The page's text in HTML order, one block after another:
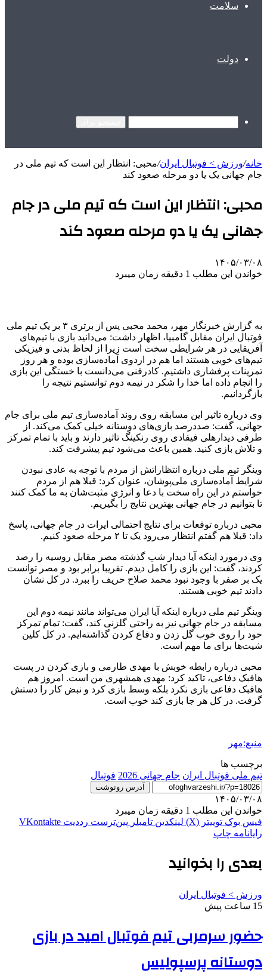
سلامت
دولت
خانه/ورزش > فوتبال ایران/محبی: انتظار این است که تیم ملی در
جام جهانی یک یا دو مرحله صعود کند
محبی: انتظار این است که تیم ملی در جام
جهانی یک یا دو مرحله صعود کند
۱۴۰۵/۰۳/۰۸
خواندن این مطلب 1 دقیقه زمان میبرد
به گزارش خبرنگار مهر، محمد محبی پس از برتری ۳ بر یک تیم ملی
فوتبال ایران مقابل گامبیا، اظهار داشت: می‌دانید بازی با تیم‌های
آفریقایی در هر شرایطی سخت است زیرا از لحاظ بدنی و فیزیکی
تیم‌های خوبی هستند اما هم در اردوی آماده‌سازی بوده و هر روز
تمرینات پرفشاری داشتیم. کادرفنی می‌دانست با خستگی این بازی
را انجام داده اما خدا را شکر در نیمه دوم توانستیم نتیجه را
بازگردانیم.
وی درباره تاثیر این مسابقه روی روند آماده‌سازی تیم ملی برای جام
جهانی، گفت: صددرصد بازی‌های دوستانه خیلی کمک می‌کند. از
طرفی دیدارهلی فیفادی روی رنکینگ تاثیر دارند و باید با تمام تمرکز
و تلاش بازی کنید. همین باعث می‌شود تیم پیشرفت کند.
وینگر تیم ملی درباره انتظاراتش از مردم با توجه به عادی نبودن
شرایط آماده‌سازی ملی‌پوشان، عنوان کرد: قبلا هم از مردم
خواستم در این راه سخت با دعا و انرژی مثبت‌شان به ما کمک کنند
تا بتوانیم در جام جهانی بهترین نتایج را بگیریم‌.
محبی درباره توقعات برای نتایج احتمالی ایرات در جام جهانی، پاسخ
داد: قبلا هم گفتم انتظار می‌رود یک تا ۲ مرحله صعود کنیم.
وی درمورد اینکه آیا دیدار شب گذشته مصر مقابل روسیه را رصد
کردند، گفت: این بازی را کامل دیدم. تقریبا برابر بود و مصر توانست
یک بر صفر با وجود نبود محمد صلاح حریف را ببرد. در کل نشان
دادند تیم خوبی هستند.
وینگر تیم ملی درباره اینکه آیا ایران می‌تواند مانند نیمه دوم این
مسابقه در جام جهانی نیز به راحتی گلزنی کند، گفت: تمام تمرکز
خود را روی خوب گل زدن و دفاع کردن گذاشته‌ایم. در کل کلین
شیت‌ها برای ما مهم است.
محبی درباره رابطه خوبش با مهدی طارمی و بازی کردن در پست
هافبک دفاعی، تاکید کرد: مهدی همشهری من است. امروز هم
هافبک دفاعی بازی نکرد بلکه وسط بازی کرد و نبض کار را دستش
گرفت. در کل هر جا بازی کند خوب است.
منبع:مهر
برچسب ها
تیم ملی فوتبال ایران جام جهانی 2026 فوتبال
آدرس رونوشت
۱۴۰۵/۰۳/۰۸
خواندن این مطلب 1 دقیقه زمان میبرد
فیس بوک توییتر (X) لینکدین ‫تامبلر ‫پین‌ترست ‫رددیت ‫VKontakte
رایانامه چاپ
بعدی را بخوانید
ورزش > فوتبال ایران
15 ساعت پیش
حضور سرمربی تیم فوتبال امید در بازی
دوستانه پرسپولیس